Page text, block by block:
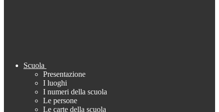
Scuola
Presentazione
I luoghi
I numeri della scuola
Le persone
Le carte della scuola